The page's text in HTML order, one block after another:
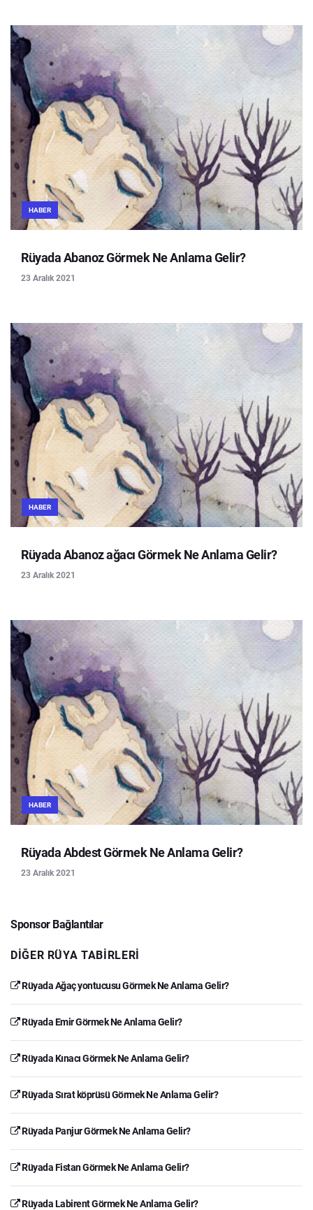
HABER
Rüyada Abanoz Görmek Ne Anlama Gelir?
23 Aralık 2021
HABER
Rüyada Abanoz ağacı Görmek Ne Anlama Gelir?
23 Aralık 2021
HABER
Rüyada Abdest Görmek Ne Anlama Gelir?
23 Aralık 2021
Sponsor Bağlantılar
DIĞER RÜYA TABIRLERI
Rüyada Ağaç yontucusu Görmek Ne Anlama Gelir?
Rüyada Emir Görmek Ne Anlama Gelir?
Rüyada Kınacı Görmek Ne Anlama Gelir?
Rüyada Sırat köprüsü Görmek Ne Anlama Gelir?
Rüyada Panjur Görmek Ne Anlama Gelir?
Rüyada Fistan Görmek Ne Anlama Gelir?
Rüyada Labirent Görmek Ne Anlama Gelir?